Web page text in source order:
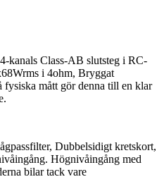
kanals Class-AB slutsteg i RC-
i 4ohm, Bryggat
mått gör denna till en klar
Dubbelsidigt kretskort,
Högnivåingång med
bilar tack vare